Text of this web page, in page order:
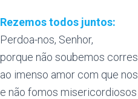
Rezemos todos juntos:
Perdoa-nos, Senhor,
porque não soubemos
ao imenso amor com que
e não fomos misericordiosos